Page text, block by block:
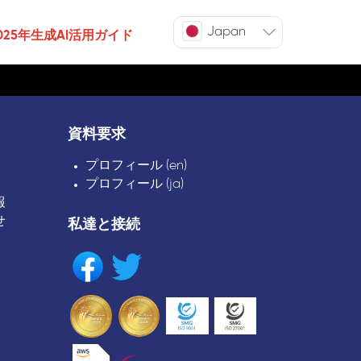
年生成AI活用ガイド Japan
資料要求
プロフィール (en)
プロフィール (ja)
私達と接続